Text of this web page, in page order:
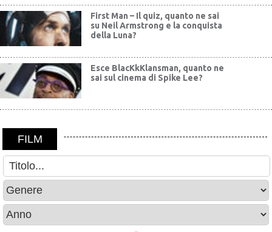
First Man – Il quiz, quanto ne sai
su Neil Armstrong e la conquista
della Luna?
Esce BlacKkKlansman, quanto ne
sai sul cinema di Spike Lee?